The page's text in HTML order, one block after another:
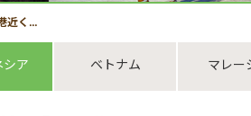
Kulon Progo」
シア ベトナム マレー